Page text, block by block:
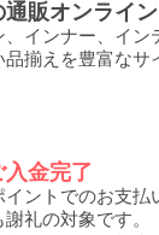
通販オンライ
、インナー、イン
品揃えを豊富なサ
金完了
ントでのお支払
礼の対象です。